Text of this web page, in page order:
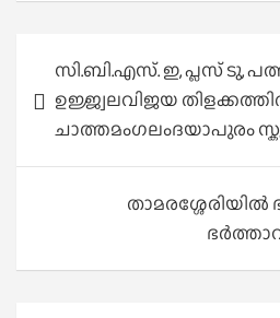
navigation
സി.ബി.എസ്. ഇ, പ്ലസ് ടു,
ഉജ്ജ്വലവിജയ
ചാത്തമംഗലംദയാപുരം
താമരശ്ശേരിയിൽ